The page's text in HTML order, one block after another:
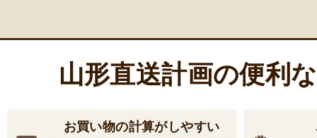
山形直送計画の便利
お買い物の計算がしやすい